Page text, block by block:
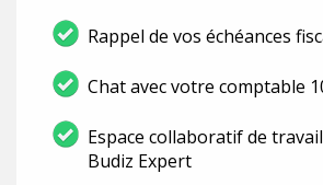
Rappel de vos échéances
Chat avec votre comptable
Espace collaboratif de
Budiz Expert